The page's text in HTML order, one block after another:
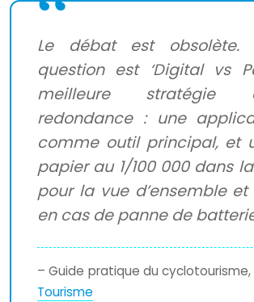
Le débat est obsolète.
question est ‘Digital vs
meilleure
redondance : une
comme outil principal, et
papier au 1/100 000 dans
pour la vue d’ensemble
en cas de panne de
– Guide pratique du cyclotourisme,
Tourisme